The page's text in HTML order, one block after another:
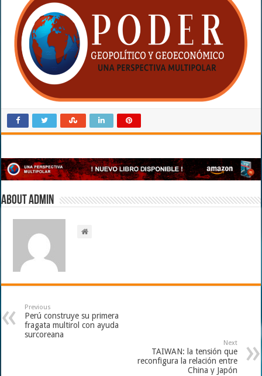
About admin
Previous
Perú construye su primera
fragata multirol con ayuda
surcoreana
Next
TAIWAN: la tensión que
reconfigura la relación entre
China y Japón